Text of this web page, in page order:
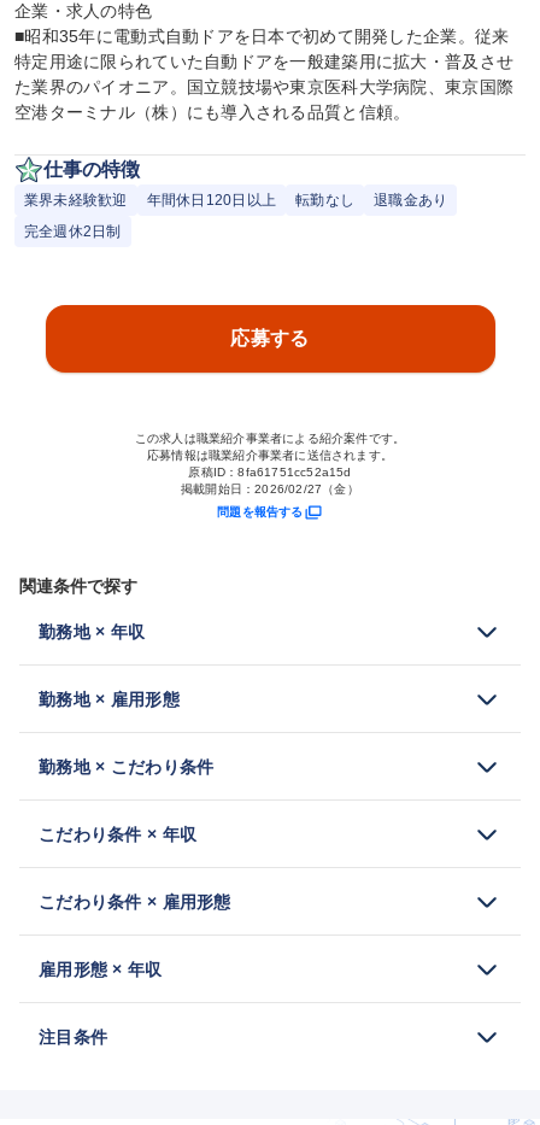
企業・求人の特色
■昭和35年に電動式自動ドアを日本で初めて開発した企業。従来
特定用途に限られていた自動ドアを一般建築用に拡大・普及させ
た業界のパイオニア。国立競技場や東京医科大学病院、東京国際
空港ターミナル（株）にも導入される品質と信頼。
仕事の特徴
業界未経験歓迎 年間休日120日以上 転勤なし
退職金あり
完全週休2日制
応募する
この求人は職業紹介事業者による紹介案件です。
応募情報は職業紹介事業者に送信されます。
原稿ID：8fa61751cc52a15d
掲載開始日：2026/02/27（金）
問題を報告する
関連条件で探す
勤務地 × 年収
勤務地 × 雇用形態
勤務地 × こだわり条件
こだわり条件 × 年収
こだわり条件 × 雇用形態
雇用形態 × 年収
注目条件